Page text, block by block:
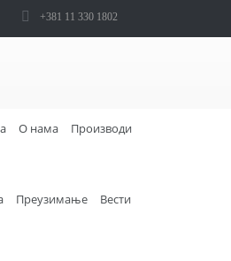
+381 11 330 1802
О нама Производи
Преузимање Вести